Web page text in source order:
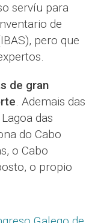
servíu para
de
pero que
de gran
. Ademais das
das
do Cabo
o Cabo
o propio